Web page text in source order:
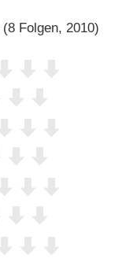
(8 Folgen, 2010)